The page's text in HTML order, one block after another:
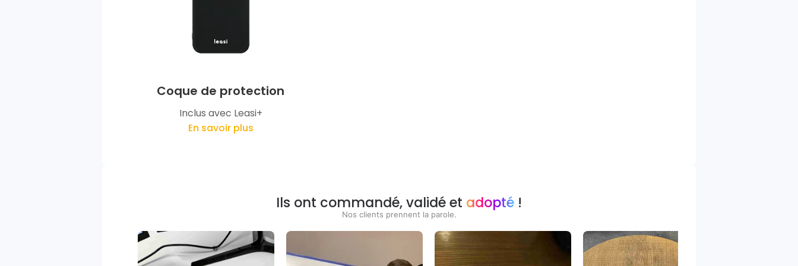
Coque de protection
Inclus avec Leasi+
En savoir plus
Ils ont commandé, validé et adopté !
Nos clients prennent la parole.